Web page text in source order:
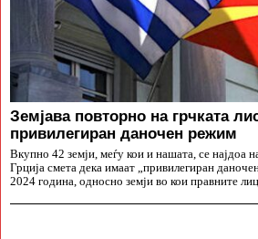
Земјава повторно на грчката
привилегиран даночен режим
Вкупно 42 земји, меѓу кои и нашата, се најдоа
Грција смета дека имаат „привилегиран
2024 година, односно земји во кои правните